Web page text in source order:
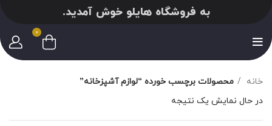
به فروشگاه هایلو خوش آمدید.
0
خانه
محصولات برچسب خورده “لوازم آشپزخانه”
در حال نمایش یک نتیجه